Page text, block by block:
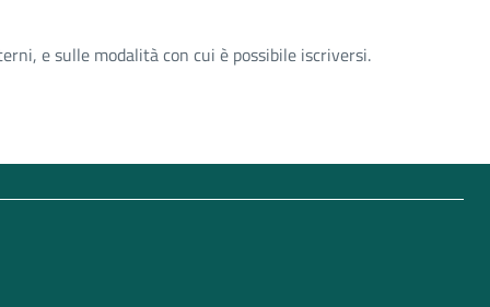
e sulle modalità con cui è possibile iscriversi.